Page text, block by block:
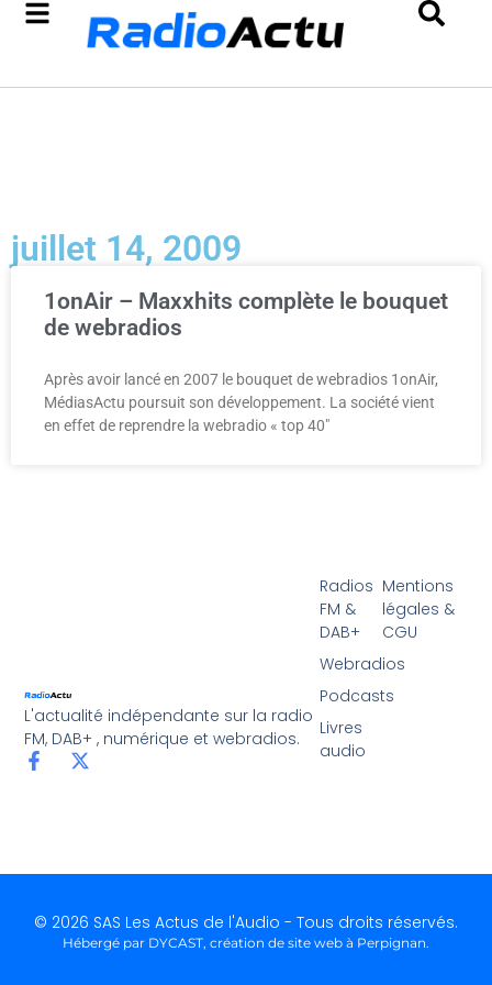
juillet 14, 2009
1onAir – Maxxhits complète le bouquet
de webradios
Après avoir lancé en 2007 le bouquet de webradios 1onAir,
MédiasActu poursuit son développement. La société vient
en effet de reprendre la webradio « top 40″
L'actualité indépendante sur la radio
FM, DAB+ , numérique et webradios.
Radios
FM &
DAB+
Webradios
Podcasts
Livres
audio
Mentions
légales &
CGU
© 2026 SAS Les Actus de l'Audio - Tous droits réservés.
Hébergé par DYCAST, création de site web à Perpignan.